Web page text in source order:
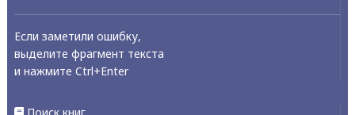
Если заметили ошибку,
выделите фрагмент текста
и нажмите Ctrl+Enter